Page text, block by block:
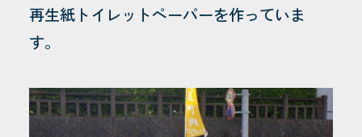
再生紙トイレットペーパーを作っていま
す。